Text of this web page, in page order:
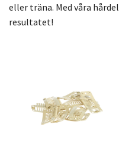
eller träna. Med våra
resultatet!